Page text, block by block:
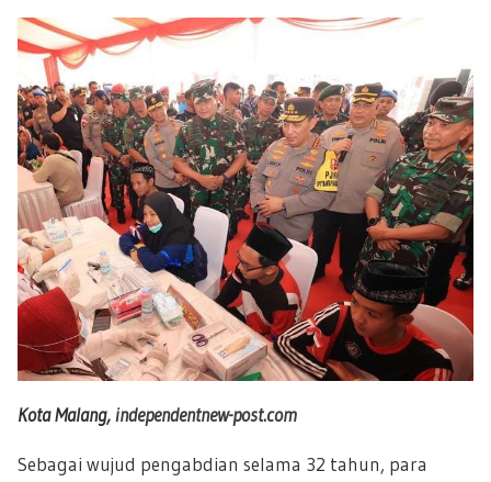
Kota Malang, independentnew-post.com
Sebagai wujud pengabdian selama 32 tahun, para